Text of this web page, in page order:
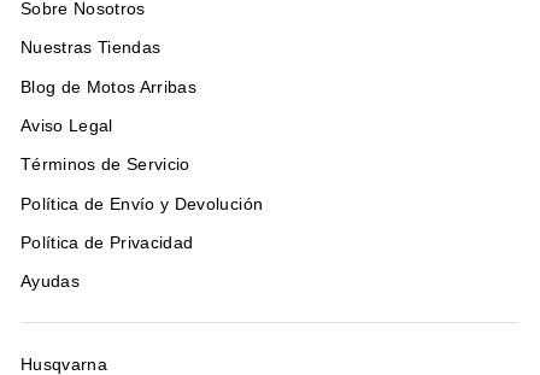
Sobre Nosotros
Nuestras Tiendas
Blog de Motos Arribas
Aviso Legal
Términos de Servicio
Política de Envío y Devolución
Política de Privacidad
Ayudas
Husqvarna